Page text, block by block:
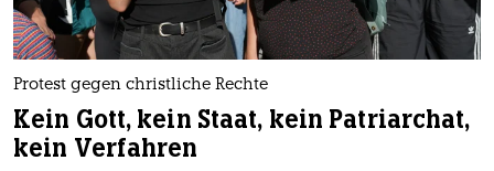
Protest gegen christliche Rechte
Kein Gott, kein Staat, kein Patriarchat,
kein Verfahren